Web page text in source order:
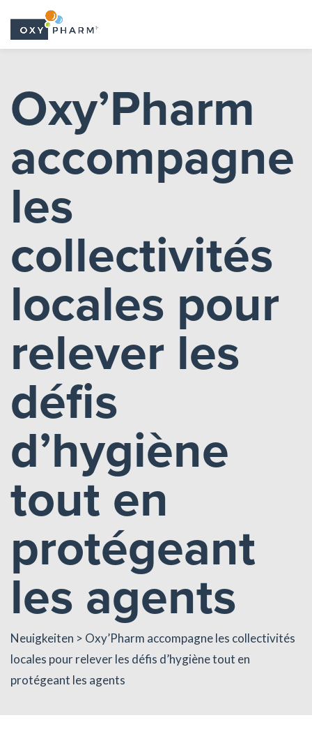
the
content
Oxy’Pharm
accompagne
les
collectivités
locales pour
relever les
défis
d’hygiène
tout en
protégeant
les agents
Neuigkeiten > Oxy’Pharm accompagne les collectivités
locales pour relever les défis d’hygiène tout en
protégeant les agents